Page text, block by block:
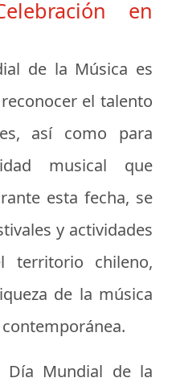
en
de la Música es
el talento
así como para
musical que
esta fecha, se
y actividades
territorio chileno,
de la música
Día Mundial de la